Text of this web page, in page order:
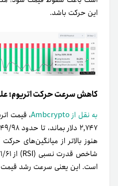
این حرکت باشد.
کاهش سرعت حرکت اتریوم؛
به نقل از Ambcrypto
، قیمت
است. این یعنی سرعت رشد قیمت